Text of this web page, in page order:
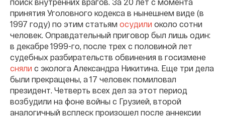
принятия Уголовного кодекса в нынешнем виде (в
1997 году) по этим статьям осудили около сотни
человек. Оправдательный приговор был лишь один:
в декабре 1999-го, после трех с половиной лет
судебных разбирательств обвинения в госизмене
сняли с эколога Александра Никитина. Еще три дела
были прекращены, а 17 человек помиловал
президент. Четверть всех дел за этот период
возбудили на фоне войны с Грузией, второй
аналогичный всплеск произошел после аннексии